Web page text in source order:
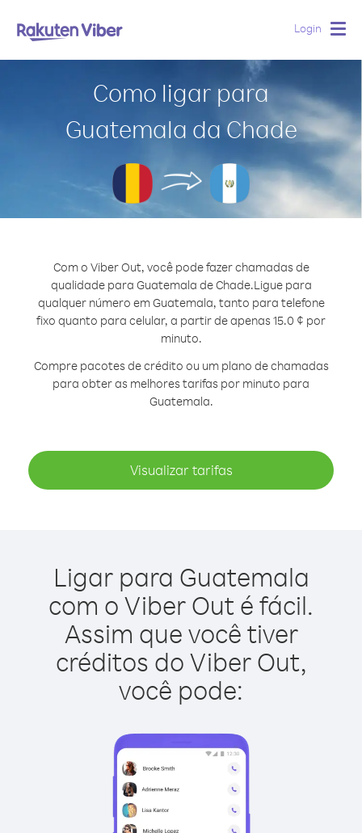
Login
Como ligar para
Guatemala da Chade
Com o Viber Out, você pode fazer chamadas de
qualidade para Guatemala de Chade.Ligue para
qualquer número em Guatemala, tanto para telefone
fixo quanto para celular, a partir de apenas 15.0 ¢ por
minuto.
Compre pacotes de crédito ou um plano de chamadas
para obter as melhores tarifas por minuto para
Guatemala.
Visualizar tarifas
Ligar para Guatemala
com o Viber Out é fácil.
Assim que você tiver
créditos do Viber Out,
você pode: